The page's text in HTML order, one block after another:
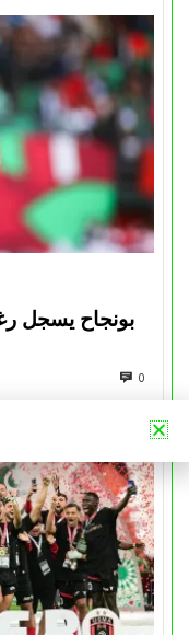
بونجاح يسجل
0